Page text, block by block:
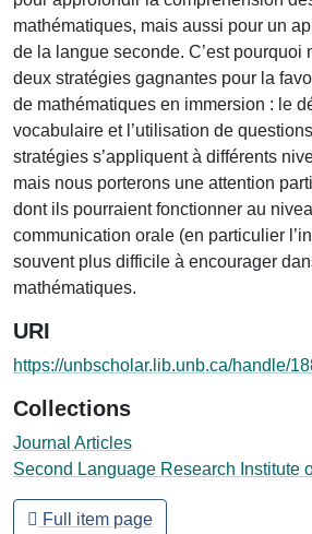
mathématiques, mais aussi pour un
de la langue seconde. C’est pourquoi
deux stratégies gagnantes pour la
de mathématiques en immersion : le
vocabulaire et l’utilisation de
stratégies s’appliquent à différents
mais nous porterons une attention
dont ils pourraient fonctionner au
communication orale (en particulier
souvent plus difficile à encourager
mathématiques.
URI
https://unbscholar.lib.unb.ca/handle/
Collections
Journal Articles
Second Language Research Institute
Full item page